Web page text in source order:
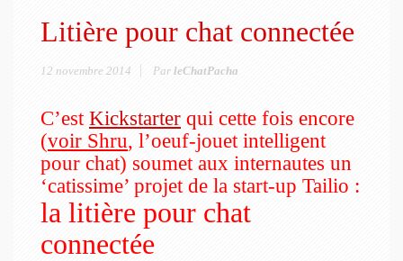
Litière pour chat connectée
12 novembre 2014 Par leChatPacha
C’est Kickstarter qui cette fois encore
(voir Shru, l’oeuf-jouet intelligent
pour chat) soumet aux internautes un
‘catissime’ projet de la start-up Tailio :
la litière pour chat
connectée